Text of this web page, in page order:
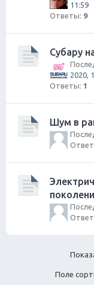
11:59
Ответы: 9
Субару
2020,
Ответы: 1
Шум в
Поле